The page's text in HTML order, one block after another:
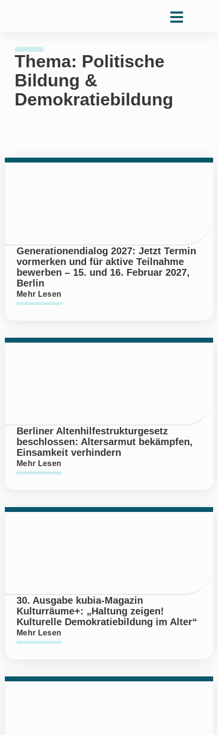
Thema: Politische
Bildung &
Demokratiebildung
Generationendialog 2027: Jetzt Termin
vormerken und für aktive Teilnahme
bewerben – 15. und 16. Februar 2027,
Berlin
Mehr Lesen
Berliner Altenhilfestrukturgesetz
beschlossen: Altersarmut bekämpfen,
Einsamkeit verhindern
Mehr Lesen
30. Ausgabe kubia-Magazin
Kulturräume+: „Haltung zeigen!
Kulturelle Demokratiebildung im Alter“
Mehr Lesen